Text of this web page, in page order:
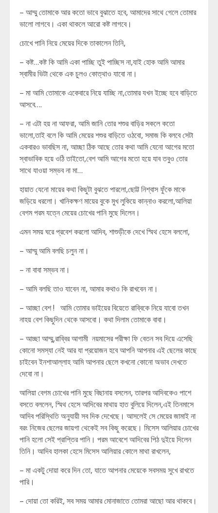
– আম্মু তোমাকে আর কতো ভাবে বুঝাতে হবে, আমাদের সাথে গেলে তোমার
ভালো লাগবে। একা থাকলে আরো কষ্ট লাগবে।
চোখে পানি নিয়ে মেয়ের দিকে তাকালেন তিনি,
– কষ্ট…কষ্ট কি আমি একা পাচ্ছি তুই পাচ্ছিস না,যাই হোক আমি আমার
স্বামীর ভিটা থেকে এক চুলও কোত্থাও যাবো না।
– মা আমি তোমাকে একেবারে নিয়ে যাচ্ছি না,তোমার যখন ইচ্ছে হবে বাড়িতে
আসবে….
– না এটা হয় না আফরা, আমি জানি তোর শশুর বাড়ির সকলে কতো
ভালো,তাই বলে কি আমি মেয়ের শশুর বাড়িতে ওঠবো, সমাজ কি বলবে সেটা
একবারও ভাবছিস না, আচ্ছা ঠিক আছে তোর কথা আমি যেনো আগের মতো
স্বাভাবিক হয়ে ওঠি তাইতো,বেশ আমি আগের মতো হয়ে যাব তবুও তোর
সাথে যাওয়া সম্ভব না মা…
হায়াত যেনো মায়ের কথা কিছুটা বুঝতে পারলো,ছোট্ট নিশ্বাস ফুঁকে মাকে
জড়িয়ে ধরলো। খানিকক্ষণ মায়ের বুকে মুখ লুকিয়ে কান্নাও করলো,আলিয়া
বেগম পরম যত্নে মেয়ের চোখের পানি মুছে দিলেন।
এমন সময় ঘরে প্রবেশ করলো আদিব, শাশুড়ীকে দেখে স্মিথ হেসে বললো,
– আম্মু আমি বলছি চলুন না।
– না বাবা সম্ভব না।
– আমি বলছি তাও যাবেন না, আমার কথাও কি রাখবেন না।
– আচ্ছা বেশ ! আমি তোমার ভাইয়ের বিয়েতে রাব্বিকে নিয়ে যাবো তখন
নাহয় বেশ কিছুদিন থেকে আসবো। কথা দিলাম তোমাকে বাবা।
– আচ্ছা আম্মু,রাব্বির আগামী নয়মাসের পরীক্ষা ফি বেতন সব দিয়ে এসেছি
কোনো সমস্যা নেই আর যা প্রয়োজন হবে আপনি আপনার এই ছেলের কাছে
চাইবেন ইনশাআল্লাহ আমি আপনার ছেলে কখনো কোনো অভাব দেখতে
দেবো না।
আলিয়া বেগম চোখের পানি মুছে বিছানায় বসলেন, তারপর আদিবকেও পাশে
বসতে বললেন, স্মিথ হেসে আদিবের মাথায় হাত বুলিয়ে দিলেন,এই তিনমাসে
আদিব পরিস্থিতি অনুযায়ী সব দিক দেখেছে। আসলেই সে মেয়ের জামাই না
বরং নিজের ছেলের জায়গা থেকেই সব কিছু করেছে। মিসেস আলিয়ার চোখের
পানি হলো সেই প্রাপ্তির পানি। পরম আবেশে আদিবের পিঠ দুইয়ে দিলেন
তিনি। আদিব হালকা হেসে মিসেস আলিয়ার কোলে মাথা রাখলেন,
– মা একটু দোয়া করে দিন তো, যাতে আপনার মেয়েকে সবসময় সুখে রাখতে
পারি।
– দোয়া তো করিই, সব সময় আমার মোনাজাতে তোমরা আছো আর থাকবে।